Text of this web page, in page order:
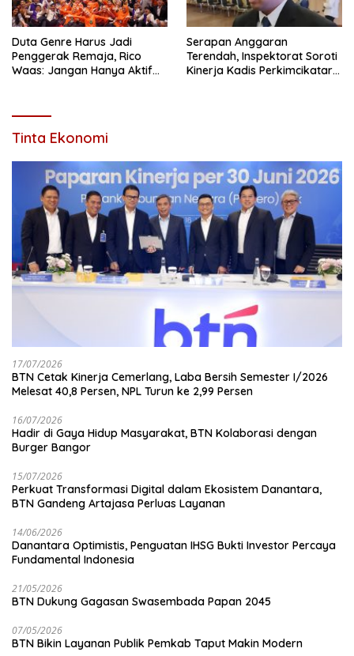
Duta Genre Harus Jadi
Penggerak Remaja, Rico
Waas: Jangan Hanya Aktif
Serapan Anggaran
Terendah, Inspektorat Soroti
Kinerja Kadis Perkimcikataru
Tinta Ekonomi
17/07/2026
BTN Cetak Kinerja Cemerlang, Laba Bersih Semester I/2026
Melesat 40,8 Persen, NPL Turun ke 2,99 Persen
16/07/2026
Hadir di Gaya Hidup Masyarakat, BTN Kolaborasi dengan
Burger Bangor
15/07/2026
Perkuat Transformasi Digital dalam Ekosistem Danantara,
BTN Gandeng Artajasa Perluas Layanan
14/06/2026
Danantara Optimistis, Penguatan IHSG Bukti Investor Percaya
Fundamental Indonesia
21/05/2026
BTN Dukung Gagasan Swasembada Papan 2045
07/05/2026
BTN Bikin Layanan Publik Pemkab Taput Makin Modern